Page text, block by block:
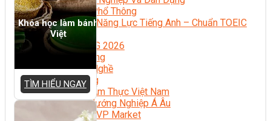
Văn Hóa Phổ Thông
Nâng Cao Năng Lực Tiếng Anh – Chuẩn TOEIC
Tin Tức
HỌC BỔNG 2026
Học kỹ năng
Đào Tạo Nghề
Hoạt Động
Văn Hóa Ẩm Thực Việt Nam
Sự Kiện Hướng Nghiệp Á Âu
Siêu Thị ĐVP Market
Khóa học làm bánh
Việt
TÌM HIỂU NGAY